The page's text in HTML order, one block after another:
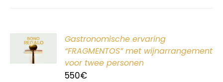
Gastronomische ervaring
“FRAGMENTOS” met wijnarrangement
voor twee personen
550€